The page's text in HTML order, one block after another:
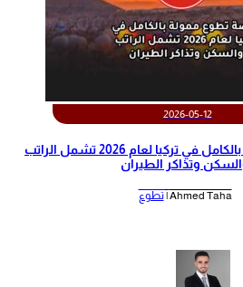
2026-05-12
‫فرصة تطوع ممولة بالكامل في تركيا لعام 2026 تشمل الراتب
وتذاكر الطيران‬
Ahmed Taha | تطوع